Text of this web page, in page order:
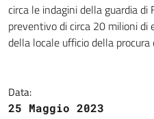
circa le indagini della guardia
preventivo di circa 20 milioni di
della locale ufficio della procura
Data:
25 Maggio 2023